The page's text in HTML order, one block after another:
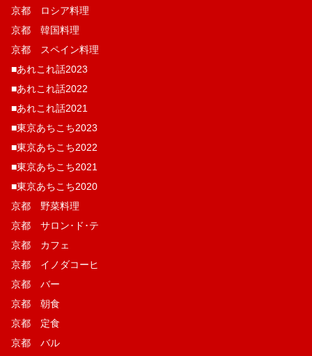
京都 ロシア料理
京都 韓国料理
京都 スペイン料理
■あれこれ話2023
■あれこれ話2022
■あれこれ話2021
■東京あちこち2023
■東京あちこち2022
■東京あちこち2021
■東京あちこち2020
京都 野菜料理
京都 サロン･ド･テ
京都 カフェ
京都 イノダコーヒ
京都 バー
京都 朝食
京都 定食
京都 バル